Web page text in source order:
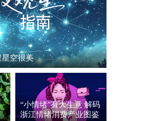
星空很美
“小情绪”有大生意 解码
浙江情绪消费产业图鉴